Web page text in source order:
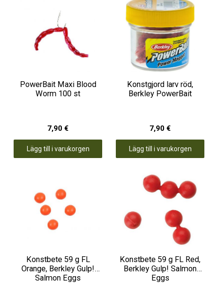
PowerBait Maxi Blood
Worm 100 st
7,90 €
Lägg till i varukorgen
Konstgjord larv röd,
Berkley PowerBait
7,90 €
Lägg till i varukorgen
Konstbete 59 g FL
Orange, Berkley Gulp!
Salmon Eggs
Konstbete 59 g FL Red,
Berkley Gulp! Salmon
Eggs